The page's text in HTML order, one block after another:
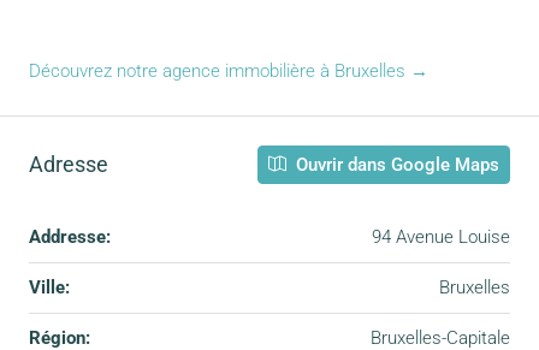
Découvrez notre agence immobilière à Bruxelles →
Adresse Ouvrir dans Google Maps
Addresse: 94 Avenue Louise
Ville: Bruxelles
Région: Bruxelles-Capitale